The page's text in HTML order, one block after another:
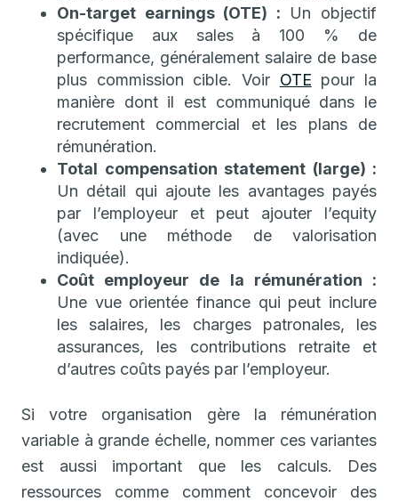
On-target earnings (OTE) : Un objectif
spécifique aux sales à 100 % de
performance, généralement salaire de base
plus commission cible. Voir OTE pour la
manière dont il est communiqué dans le
recrutement commercial et les plans de
rémunération.
Total compensation statement (large) :
Un détail qui ajoute les avantages payés
par l’employeur et peut ajouter l’equity
(avec une méthode de valorisation
indiquée).
Coût employeur de la rémunération :
Une vue orientée finance qui peut inclure
les salaires, les charges patronales, les
assurances, les contributions retraite et
d’autres coûts payés par l’employeur.
Si votre organisation gère la rémunération
variable à grande échelle, nommer ces variantes
est aussi important que les calculs. Des
ressources comme comment concevoir des